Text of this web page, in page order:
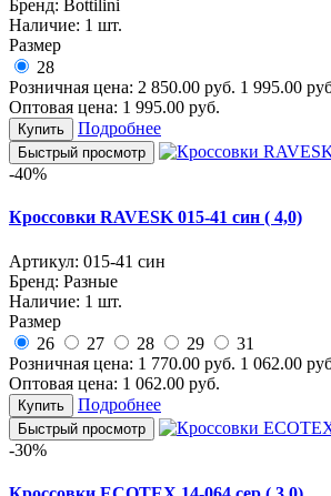
Бренд: Bottilini
Наличие: 1 шт.
Размер
28
Розничная цена: 2 850.00 руб. 1 995.00
Оптовая цена: 1 995.00 руб.
Купить Подробнее
Быстрый просмотр
-40%
Кроссовки RAVESK 015-41 син ( 4,0)
Артикул: 015-41 син
Бренд: Разные
Наличие: 1 шт.
Размер
26
27 28 29
31
Розничная цена: 1 770.00 руб. 1 062.00
Оптовая цена: 1 062.00 руб.
Купить Подробнее
Быстрый просмотр
-30%